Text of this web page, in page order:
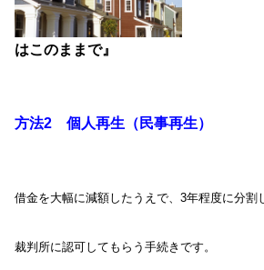
はこのままで』
方法2 個人再生（民事再生）
借金を大幅に減額したうえで、3年程度に分割
裁判所に認可してもらう手続きです。